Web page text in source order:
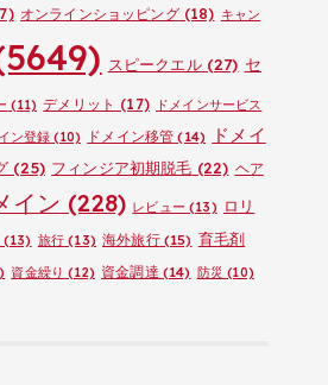
オンラインショッピング(18) キャン
スピークエル(27) セ
(11) デメリット (17)
ドメインサービス
ン登録 (10) ドメイン移管 (14)
ドメイ
(25) フィンジア初期脱毛 (22) ヘア
イン (228) レビュー (13) ロリ
(13) 旅行 (13) 海外旅行(15) 育毛剤
資金繰り (12) 資金調達 (14) 防災 (10)